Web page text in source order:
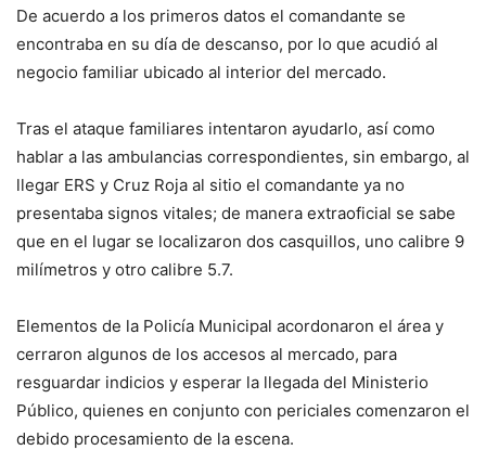
De acuerdo a los primeros datos el comandante se
encontraba en su día de descanso, por lo que acudió al
negocio familiar ubicado al interior del mercado.
Tras el ataque familiares intentaron ayudarlo, así como
hablar a las ambulancias correspondientes, sin embargo, al
llegar ERS y Cruz Roja al sitio el comandante ya no
presentaba signos vitales; de manera extraoficial se sabe
que en el lugar se localizaron dos casquillos, uno calibre 9
milímetros y otro calibre 5.7.
Elementos de la Policía Municipal acordonaron el área y
cerraron algunos de los accesos al mercado, para
resguardar indicios y esperar la llegada del Ministerio
Público, quienes en conjunto con periciales comenzaron el
debido procesamiento de la escena.